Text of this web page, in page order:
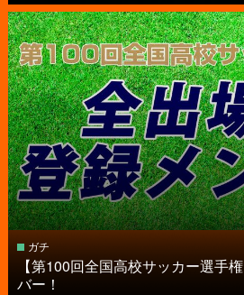
ガチ
【第100回全国高校サッカー選手
バー！